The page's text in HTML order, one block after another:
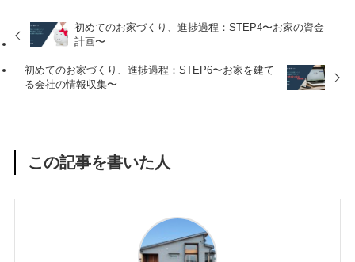
初めてのお家づくり、進捗過程：STEP4〜お家の資金
計画〜
初めてのお家づくり、進捗過程：STEP6〜お家を建て
る会社の情報収集〜
この記事を書いた人